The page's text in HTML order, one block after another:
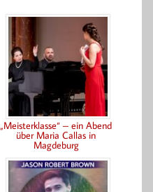
„Meisterklasse“ – ein Abend
über Maria Callas in
Magdeburg